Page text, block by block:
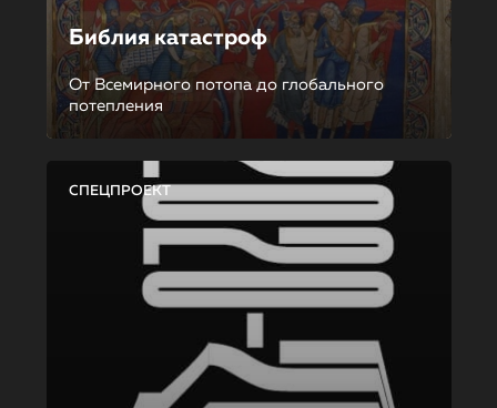
Библия катастроф
От Всемирного потопа до глобального
потепления
СПЕЦПРОЕКТ